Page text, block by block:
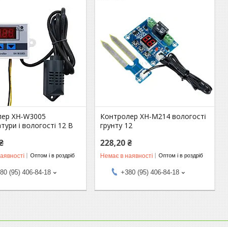
XH-W3005
і вологості 12 В
Оптом і в роздріб
(95) 406-84-18
Контролер XH-M214 вологості
грунту 12
228,20 ₴
Немає в наявності Оптом і в роздріб
+380 (95) 406-84-18